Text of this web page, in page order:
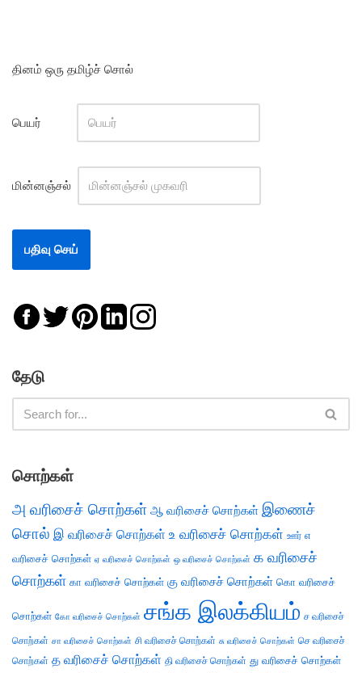
தினம் ஒரு தமிழ்ச் சொல்
பெயர்
மின்னஞ்சல்
தேடு
சொற்கள்
அ வரிசைச் சொற்கள் ஆ வரிசைச் சொற்கள் இணைச்
சொல் இ வரிசைச் சொற்கள் உ வரிசைச் சொற்கள் ஊர் எ
வரிசைச் சொற்கள் ஏ வரிசைச் சொற்கள் ஒ வரிசைச் சொற்கள் க வரிசைச்
சொற்கள் கா வரிசைச் சொற்கள் கு வரிசைச் சொற்கள் கொ வரிசைச்
சொற்கள் கோ வரிசைச் சொற்கள் சங்க இலக்கியம் ச வரிசைச்
சொற்கள் சா வரிசைச் சொற்கள் சி வரிசைச் சொற்கள் சு வரிசைச் சொற்கள் செ வரிசைச்
சொற்கள் த வரிசைச் சொற்கள் தி வரிசைச் சொற்கள் து வரிசைச் சொற்கள்